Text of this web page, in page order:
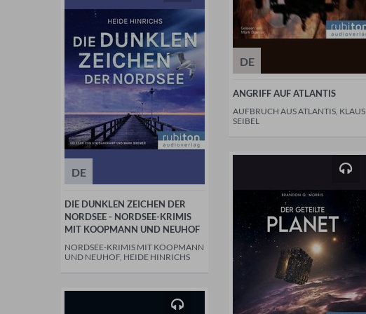
DE
DIE DUNKLEN ZEICHEN DER
NORDSEE - NORDSEE-KRIMIS
MIT KOOPMANN UND NEUHOF
NORDSEE-KRIMIS MIT KOOPMANN
UND NEUHOF, HEIDE HINRICHS
DE
ANGRIFF AUF ATLANTIS
AUFBRUCH AUS ATLANTIS, KLAUS
SEIBEL